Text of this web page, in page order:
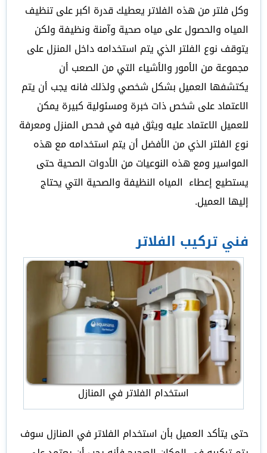
وكل فلتر من هذه الفلاتر يعطيك قدرة اكبر على تنظيف
المياه والحصول على مياه صحية وآمنة ونظيفة ولكن
يتوقف نوع الفلتر الذي يتم استخدامه داخل المنزل على
مجموعة من الأمور والأشياء التي من الصعب أن
يكتشفها العميل بشكل شخصي ولذلك فانه يجب أن يتم
الاعتماد على شخص ذات خبرة ومسئولية كبيرة يمكن
للعميل الاعتماد عليه ويثق فيه في فحص المنزل ومعرفة
نوع الفلتر الذي من الأفضل أن يتم استخدامه مع هذه
المواسير ومع هذه النوعيات من الأدوات الصحية حتى
يستطيع إعطاء المياه النظيفة والصحية التي يحتاج
إليها العميل.
فني تركيب الفلاتر
استخدام الفلاتر في المنازل
حتى يتأكد العميل بأن استخدام الفلاتر في المنازل سوف